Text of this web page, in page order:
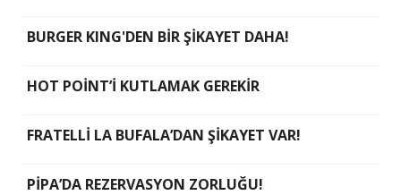
BURGER KING'DEN BİR ŞİKAYET DAHA!
HOT POİNT’İ KUTLAMAK GEREKİR
FRATELLİ LA BUFALA’DAN ŞİKAYET VAR!
PİPA’DA REZERVASYON ZORLUĞU!